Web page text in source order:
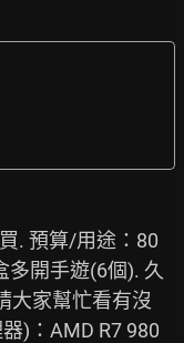
. 預算/用途：80
多開手遊(6個). 久
大家幫忙看有沒
)：AMD R7 980